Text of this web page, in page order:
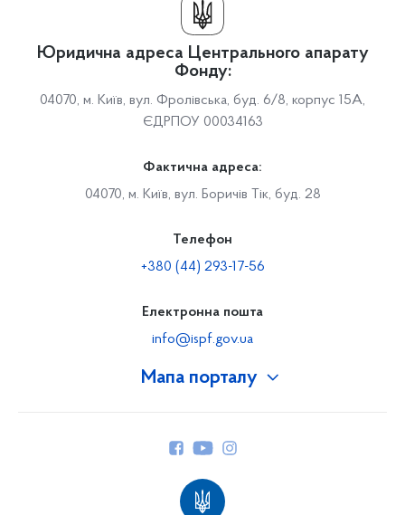
Мапа порталу
Юридична адреса Центрального апарату
Фонду:
04070, м. Київ, вул. Фролівська, буд. 6/8, корпус 15А,
ЄДРПОУ 00034163
Фактична адреса:
04070, м. Київ, вул. Боричів Тік, буд. 28
Телефон
+380 (44) 293-17-56
Електронна пошта
info@ispf.gov.ua